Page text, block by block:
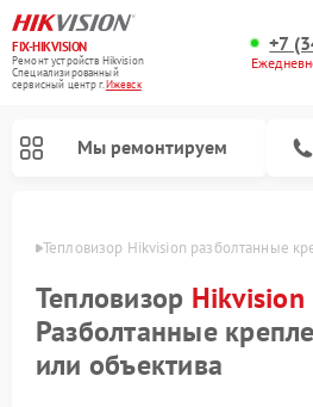
FIX-HIKVISION
Ремонт устройств Hikvision
Специализированный
cервисный центр г.Ижевск
+7
Мы ремонтируем
Тепловизор Hikvision разболтанные
Тепловизор Hikvision
Разболтанные
или объектива